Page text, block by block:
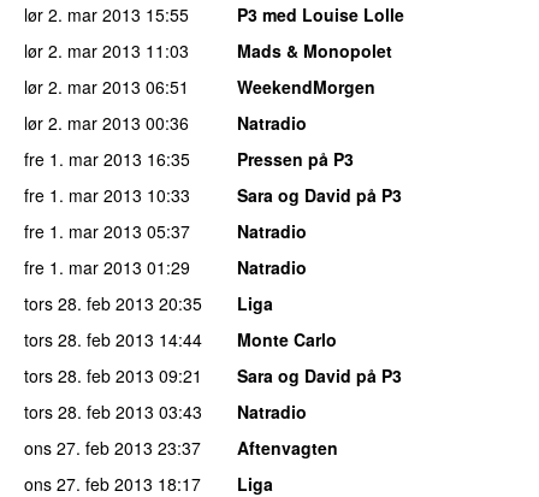
lør 2. mar 2013 15:55
P3 med Louise Lolle
lør 2. mar 2013 11:03
Mads & Monopolet
lør 2. mar 2013 06:51
WeekendMorgen
lør 2. mar 2013 00:36
Natradio
fre 1. mar 2013 16:35
Pressen på P3
fre 1. mar 2013 10:33
Sara og David på P3
fre 1. mar 2013 05:37
Natradio
fre 1. mar 2013 01:29
Natradio
tors 28. feb 2013 20:35
Liga
tors 28. feb 2013 14:44
Monte Carlo
tors 28. feb 2013 09:21
Sara og David på P3
tors 28. feb 2013 03:43
Natradio
ons 27. feb 2013 23:37
Aftenvagten
ons 27. feb 2013 18:17
Liga